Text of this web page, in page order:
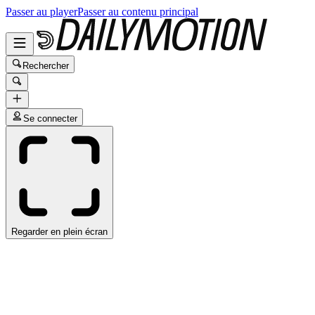
Passer au playerPasser au contenu principal
Rechercher
Se connecter
Regarder en plein écran